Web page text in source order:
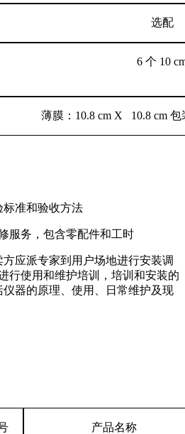
选配
6 个 10
薄膜： 10.8 cm X 10.8 cm 包
准和验收方法
服务，包含零配件和工时
应派专家到用户场地进行安装调
行使用和维护培训，培训和安装的
器的原理、使用、日常维护及现
产品名称